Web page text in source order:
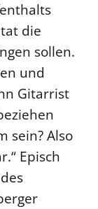
die
sollen.
und
Gitarrist
sein? Also
Episch